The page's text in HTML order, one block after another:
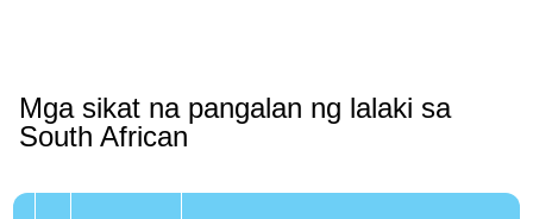
Mga sikat na pangalan ng lalaki sa
South African